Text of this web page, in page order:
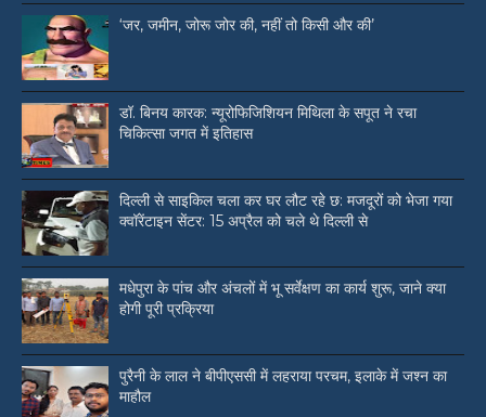
‘जर, जमीन, जोरू जोर की, नहीं तो किसी और की’
डॉ. बिनय कारक: न्यूरोफिजिशियन मिथिला के सपूत ने रचा
चिकित्सा जगत में इतिहास
दिल्ली से साइकिल चला कर घर लौट रहे छ: मजदूरों को भेजा गया
क्वॉरेंटाइन सेंटर: 15 अप्रैल को चले थे दिल्ली से
मधेपुरा के पांच और अंचलों में भू सर्वेक्षण का कार्य शुरू, जाने क्या
होगी पूरी प्रक्रिया
पुरैनी के लाल ने बीपीएससी में लहराया परचम, इलाके में जश्न का
माहौल